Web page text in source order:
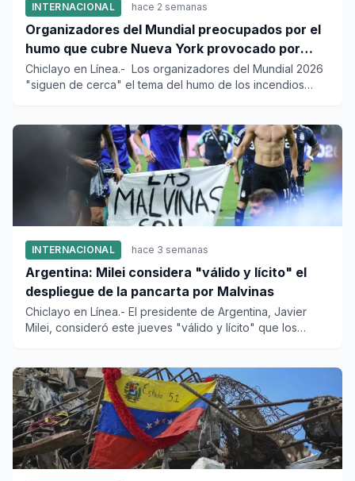
INTERNACIONAL hace 2 semanas
Organizadores del Mundial preocupados por el
humo que cubre Nueva York provocado por
incendios forestales en Canadá
Chiclayo en Línea.- Los organizadores del Mundial 2026
"siguen de cerca" el tema del humo de los incendios
INTERNACIONAL hace 3 semanas
Argentina: Milei considera "válido y lícito" el
despliegue de la pancarta por Malvinas
Chiclayo en Línea.- El presidente de Argentina, Javier
Milei, consideró este jueves "válido y lícito" que los